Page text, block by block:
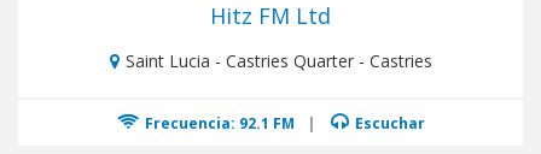
Hitz FM Ltd
Saint Lucia - Castries Quarter - Castries
Frecuencia: 92.1 FM | Escuchar